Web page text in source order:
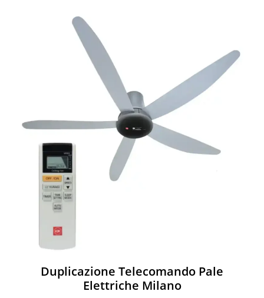
Duplicazione Telecomando Pale
Elettriche Milano